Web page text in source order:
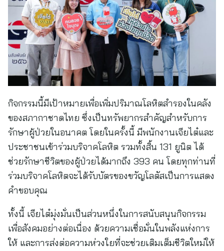
กิจกรรมนี้มีเป้าหมายเพื่อเพิ่มปริมาณโลหิตสำรองในคลัง
ของสภากาชาดไทย ซึ่งเป็นทรัพยากรสำคัญสำหรับการ
รักษาผู้ป่วยในอนาคต โดยในครั้งนี้ มีพนักงานเจียไต๋และ
ประชาชนเข้าร่วมบริจาคโลหิต รวมทั้งสิ้น 131 ยูนิต ได้
ช่วยรักษาชีวิตของผู้ป่วยได้มากถึง 393 คน โดยทุกท่านที่
ร่วมบริจาคโลหิตจะได้รับบัตรของขวัญโลตัสเป็นการแสดง
คำขอบคุณ
ทั้งนี้ เจียไต๋มุ่งมั่นเป็นส่วนหนึ่งในการสนับสนุนกิจกรรม
เพื่อสังคมอย่างต่อเนื่อง ด้วยความเชื่อมั่นในพลังแห่งการ
ให้ และการส่งต่อความห่วงใยที่จะช่วยเติมเต็มชีวิตใหม่ให้